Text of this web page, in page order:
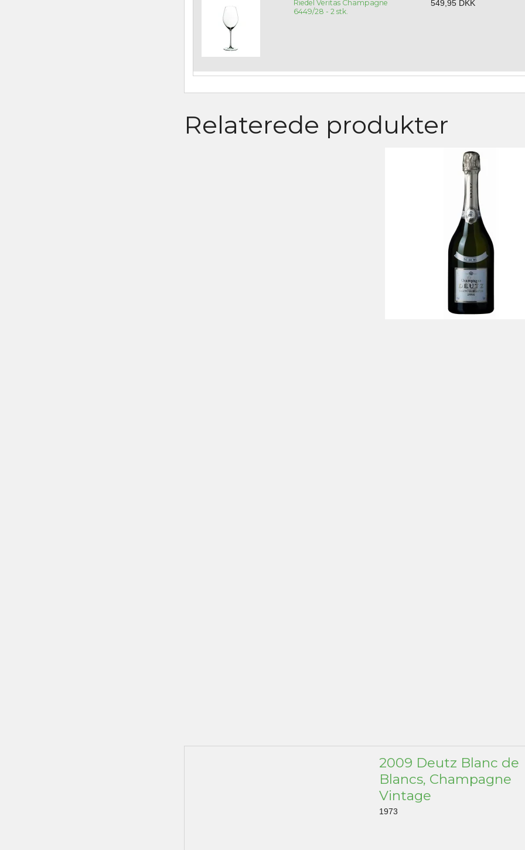
Riedel Veritas Champagne
6449/28 - 2 stk.
549,95 DKK
Relaterede produkter
2009 Deutz Blanc de
Blancs, Champagne
Vintage
1973